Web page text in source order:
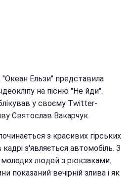
"Океан Ельзи" представила
на пісню "Не йди".
у своєму Twitter-
Святослав Вакарчук.
з красивих гірських
кадрі з'являється автомобіль. З
молодих людей з рюкзаками.
показаний вечірній злива і як